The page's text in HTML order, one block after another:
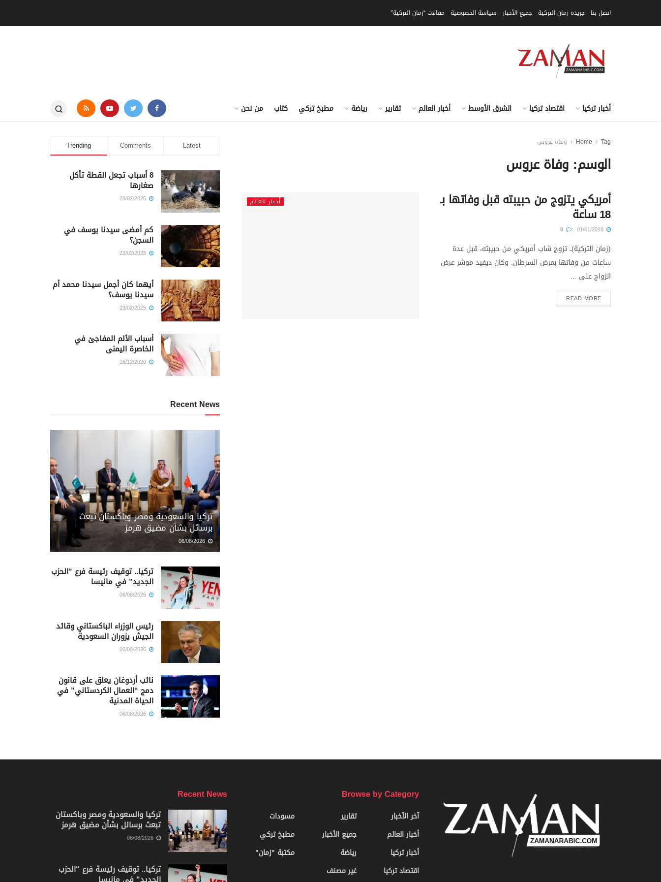
اتصل بنا جريدة زمان التركية جميع الأخبار سياسة الخصوصية مقالات “زمان التركية”
أخبار تركيا اقتصاد تركيا الشرق الأوسط أخبار العالم تقارير رياضة مطبخ تركي كتاب من نحن
Home Tag وفاة عروس
الوسم: وفاة عروس
أخبار العالم أمريكي يتزوج من حبيبته قبل وفاتها بـ
18 ساعة
(زمان التركية)ــ تزوج شاب أمريكي من حبيبته، قبل عدة
ساعات من وفاتها بمرض السرطان. وكان ديفيد موشر عرض
الزواج على ...
READ MORE
Trending Comments Latest
8 أسباب تجعل القطة تأكل
صغارها
كم أمضى سيدنا يوسف في
السجن؟
أيهما كان أجمل سيدنا محمد أم
سيدنا يوسف؟
أسباب الألم المفاجئ في
الخاصرة اليمنى
Recent News
تركيا والسعودية ومصر وباكستان تبعث
برسائل بشأن مضيق هرمز
تركيا.. توقيف رئيسة فرع “الحزب
الجديد” في مانيسا
رئيس الوزراء الباكستاني وقائد
الجيش يزوران السعودية
نائب أردوغان يعلق على قانون
دمج “العمال الكردستاني” في
الحياة المدنية
Browse by Category
آخر الأخبار
أخبار العالم
أخبار تركيا
اقتصاد تركيا
تقارير
جميع الأخبار
رياضة
غير مصنف
مسودات
مطبخ تركي
مكتبة "زمان"
Recent News
تركيا والسعودية ومصر وباكستان
تبعث برسائل بشأن مضيق هرمز
تركيا.. توقيف رئيسة فرع “الحزب